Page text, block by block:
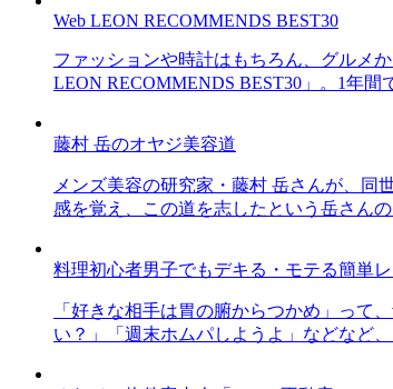
Web LEON RECOMMENDS BEST30
ファッションや時計はもちろん、グルメ
LEON RECOMMENDS BEST30」。1年
藤村 岳のオヤジ美容道
メンズ美容の研究家・藤村 岳さんが、同
感を覚え、この道を志したという岳さん
料理初心者男子でもデキる・モテる簡単
「好きな相手は胃の腑からつかめ」って
い？」「週末ホムパしようよ」などなど